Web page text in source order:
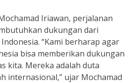
Iriawan, perjalanan
dukungan dari
“Kami berharap agar
bisa memberikan dukungan
kita. Mereka adalah duta
internasional,” ujar Mochamad